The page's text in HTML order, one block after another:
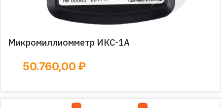
Микромиллиомметр ИКС-1А
50.760,00 ₽